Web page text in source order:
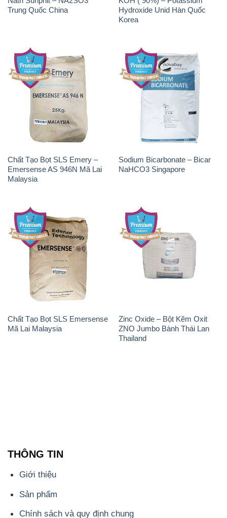
Chất Tạo Bọt SLS Emery –
Emersense AS 946N Mã Lai
Malaysia
Sodium Bicarbonate – Bicar
NaHCO3 Singapore
Chất Tạo Bọt SLS Emersense
Mã Lai Malaysia
Zinc Oxide – Bột Kẽm Oxit
ZNO Jumbo Bành Thái Lan
Thailand
Chính sách và quy định chung
Tin tức
Liên hệ